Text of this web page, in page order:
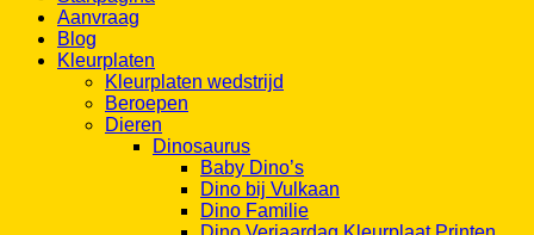
Aanvraag
Blog
Kleurplaten
Kleurplaten wedstrijd
Beroepen
Dieren
Dinosaurus
Baby Dino’s
Dino bij Vulkaan
Dino Familie